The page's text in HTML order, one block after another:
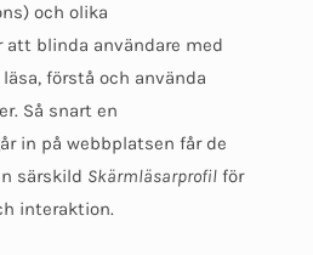
och olika
blinda användare med
förstå och använda
Så snart en
in på webbplatsen får de
särskild Skärmläsarprofilför
interaktion.